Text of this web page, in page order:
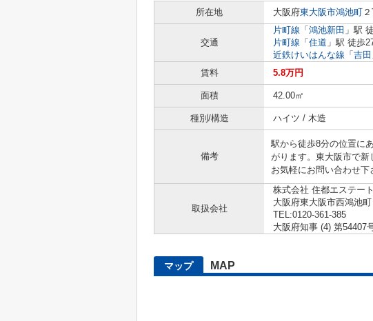
所在地
大阪府東大阪市鴻池町
交通
片町線 「 鴻池新田 」駅
片町線 「 住道 」駅 徒歩
近鉄けいはんな線 「 吉田
賃料
5.8万円
面積 42.00㎡
種別/構造 ハイツ / 木造
備考
駅から徒歩8分の位置に
がります。東大阪市で
お気軽にお問い合わせ下
取扱会社
株式会社 住都エステート
大阪府東大阪市西鴻池
TEL:0120-361-385
大阪府知事 (4) 第54407
マップ MAP